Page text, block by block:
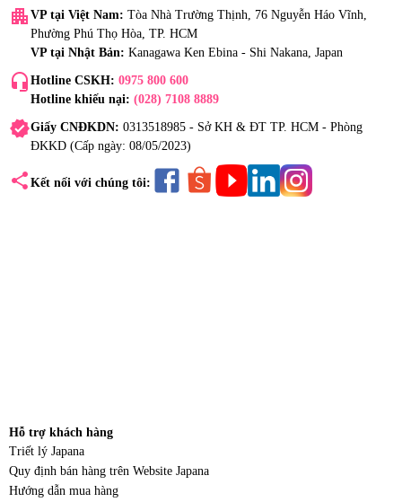
apartment VP tại Việt Nam: Tòa Nhà Trường Thịnh, 76 Nguyễn Háo Vĩnh,
Phường Phú Thọ Hòa, TP. HCM
VP tại Nhật Bản: Kanagawa Ken Ebina - Shi Nakana, Japan
headset_mic Hotline CSKH: 0975 800 600
Hotline khiếu nại: (028) 7108 8889
verifiedGiấy CNĐKDN: 0313518985 - Sở KH & ĐT TP. HCM - Phòng
ĐKKD (Cấp ngày: 08/05/2023)
share Kết nối với chúng tôi:
Hỗ trợ khách hàng
Triết lý Japana
Quy định bán hàng trên Website Japana
Hướng dẫn mua hàng